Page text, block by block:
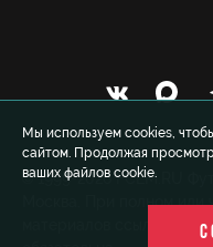
Мы используем cookies,
сайтом. Продолжая
ваших файлов cookie.
© 1999-2026 FCLM.RU
Москва. При полном или
материалов ссылка на